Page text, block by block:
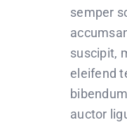
semper
suscipit,
eleifend
auctor